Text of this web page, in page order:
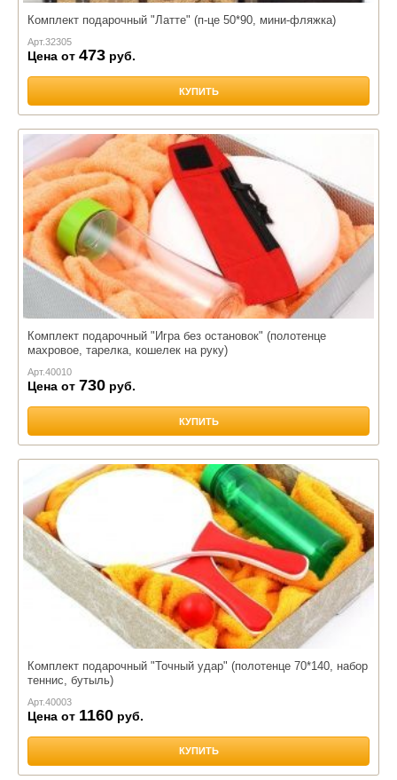
Комплект подарочный "Латте" (п-це 50*90, мини-фляжка)
Арт.32305
Цена от 473 руб.
КУПИТЬ
Комплект подарочный "Игра без остановок" (полотенце
махровое, тарелка, кошелек на руку)
Арт.40010
Цена от 730 руб.
КУПИТЬ
Комплект подарочный "Точный удар" (полотенце 70*140, набор
теннис, бутыль)
Арт.40003
Цена от 1160 руб.
КУПИТЬ